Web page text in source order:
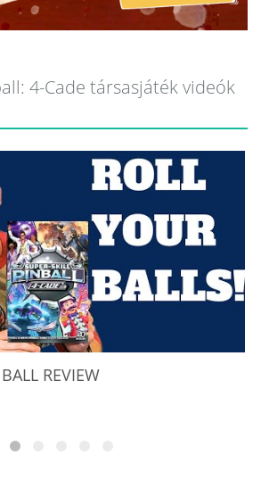
4-Cade társasjáték videók
REVIEW